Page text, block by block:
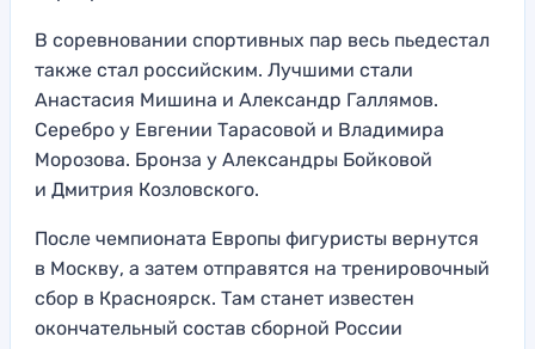
В соревновании спортивных пар весь пьедестал
также стал российским. Лучшими стали
Анастасия Мишина и Александр Галлямов.
Серебро у Евгении Тарасовой и Владимира
Морозова. Бронза у Александры Бойковой
и Дмитрия Козловского.
После чемпионата Европы фигуристы вернутся
в Москву, а затем отправятся на тренировочный
сбор в Красноярск. Там станет известен
окончательный состав сборной России